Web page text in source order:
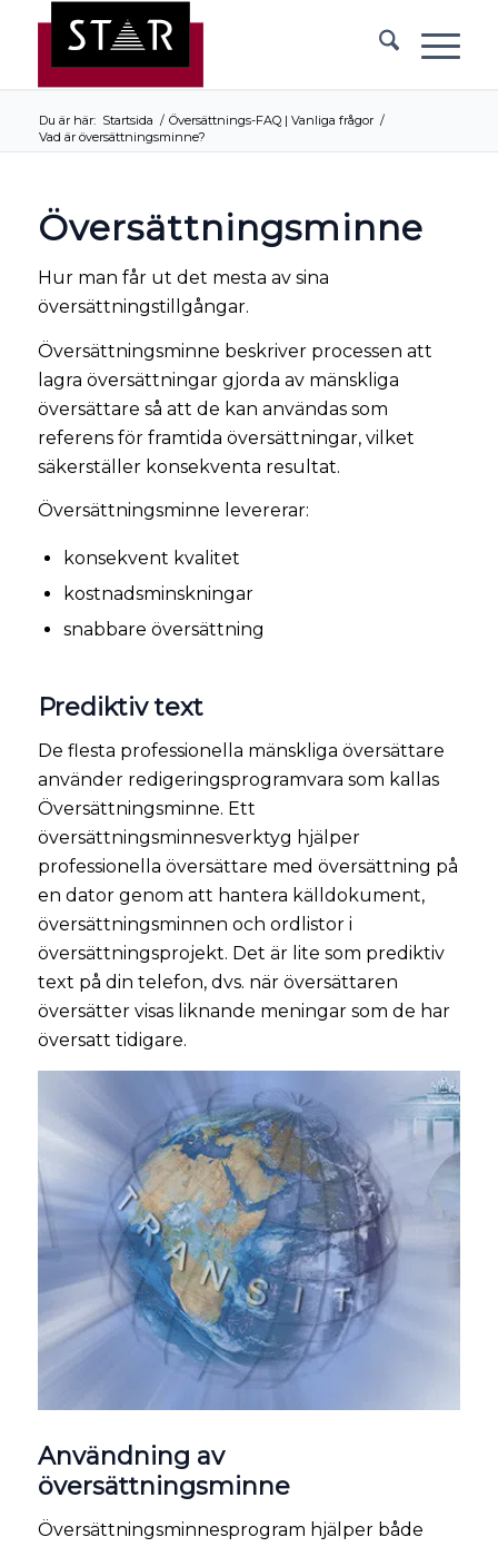
Du är här: Startsida / Översättnings-FAQ | Vanliga frågor /
Vad är översättningsminne?
Översättningsminne
Hur man får ut det mesta av sina
översättningstillgångar.
Översättningsminne beskriver processen att
lagra översättningar gjorda av mänskliga
översättare så att de kan användas som
referens för framtida översättningar, vilket
säkerställer konsekventa resultat.
Översättningsminne levererar:
konsekvent kvalitet
kostnadsminskningar
snabbare översättning
Prediktiv text
De flesta professionella mänskliga översättare
använder redigeringsprogramvara som kallas
Översättningsminne. Ett
översättningsminnesverktyg hjälper
professionella översättare med översättning på
en dator genom att hantera källdokument,
översättningsminnen och ordlistor i
översättningsprojekt. Det är lite som prediktiv
text på din telefon, dvs. när översättaren
översätter visas liknande meningar som de har
översatt tidigare.
Användning av
översättningsminne
Översättningsminnesprogram hjälper både